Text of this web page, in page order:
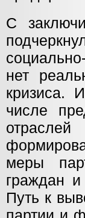
С
нет
кризиса.
числе
отраслей
меры
граждан и
Путь к